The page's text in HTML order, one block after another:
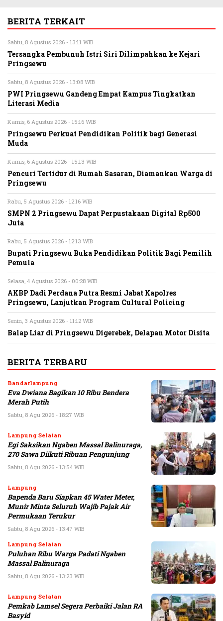
BERITA TERKAIT
Sabtu, 8 Agustus 2026 - 13:11 WIB
Tersangka Pembunuh Istri Siri Dilimpahkan ke Kejari
Pringsewu
Sabtu, 8 Agustus 2026 - 13:08 WIB
PWI Pringsewu Gandeng Empat Kampus Tingkatkan
Literasi Media
Kamis, 6 Agustus 2026 - 15:16 WIB
Pringsewu Perkuat Pendidikan Politik bagi Generasi
Muda
Kamis, 6 Agustus 2026 - 15:13 WIB
Pencuri Tertidur di Rumah Sasaran, Diamankan Warga di
Pringsewu
Rabu, 5 Agustus 2026 - 12:16 WIB
SMPN 2 Pringsewu Dapat Perpustakaan Digital Rp500
Juta
Rabu, 5 Agustus 2026 - 12:13 WIB
Bupati Pringsewu Buka Pendidikan Politik Bagi Pemilih
Pemula
Selasa, 4 Agustus 2026 - 00:28 WIB
AKBP Dadi Perdana Putra Resmi Jabat Kapolres
Pringsewu, Lanjutkan Program Cultural Policing
Senin, 3 Agustus 2026 - 11:12 WIB
Balap Liar di Pringsewu Digerebek, Delapan Motor Disita
BERITA TERBARU
Bandarlampung
Eva Dwiana Bagikan 10 Ribu Bendera
Merah Putih
Sabtu, 8 Agu 2026 - 18:27 WIB
Lampung Selatan
Egi Saksikan Ngaben Massal Balinuraga,
270 Sawa Diikuti Ribuan Pengunjung
Sabtu, 8 Agu 2026 - 13:54 WIB
Lampung
Bapenda Baru Siapkan 45 Water Meter,
Munir Minta Seluruh Wajib Pajak Air
Permukaan Terukur
Sabtu, 8 Agu 2026 - 13:47 WIB
Lampung Selatan
Puluhan Ribu Warga Padati Ngaben
Massal Balinuraga
Sabtu, 8 Agu 2026 - 13:23 WIB
Lampung Selatan
Pemkab Lamsel Segera Perbaiki Jalan RA
Basyid